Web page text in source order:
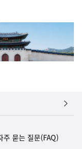
주 묻는 질문(FAQ)